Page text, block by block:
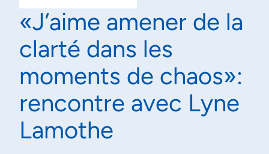
«J’aime amener de la
clarté dans les
moments de chaos»:
rencontre avec Lyne
Lamothe